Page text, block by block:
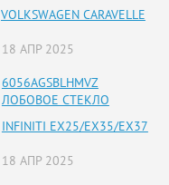
VOLKSWAGEN CARAVELLE
18 АПР 2025
6056AGSBLHMVZ
ЛОБОВОЕ СТЕКЛО
INFINITI EX25/EX35/EX37
18 АПР 2025